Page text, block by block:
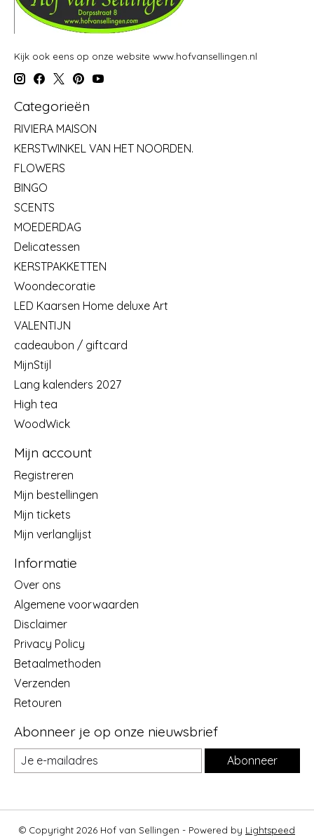
Kijk ook eens op onze website www.hofvansellingen.nl
Categorieën
RIVIERA MAISON
KERSTWINKEL VAN HET NOORDEN.
FLOWERS
BINGO
SCENTS
MOEDERDAG
Delicatessen
KERSTPAKKETTEN
Woondecoratie
LED Kaarsen Home deluxe Art
VALENTIJN
cadeaubon / giftcard
MijnStijl
Lang kalenders 2027
High tea
WoodWick
Mijn account
Registreren
Mijn bestellingen
Mijn tickets
Mijn verlanglijst
Informatie
Over ons
Algemene voorwaarden
Disclaimer
Privacy Policy
Betaalmethoden
Verzenden
Retouren
Abonneer je op onze nieuwsbrief
Abonneer
© Copyright 2026 Hof van Sellingen - Powered by Lightspeed